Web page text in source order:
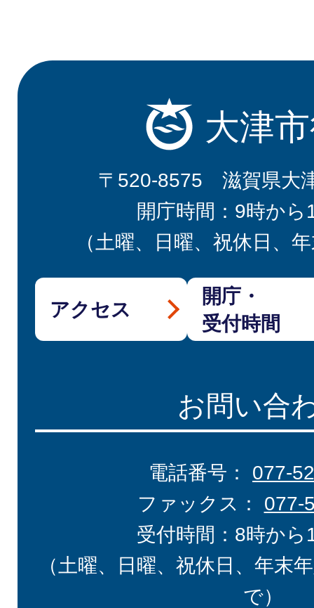
大津
〒520-8575 滋賀県大
開庁時間：9時から
（土曜、日曜、祝休日、
アクセス
開庁・
受付時間
お問い合
電話番号： 077-
ファックス： 077-
受付時間：8時から
（土曜、日曜、祝休日、年末
で）